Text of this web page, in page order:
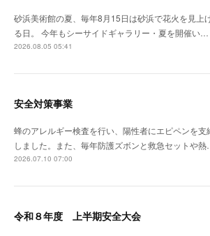
砂浜美術館の夏、毎年8月15日は砂浜で花火を見上
る日。 今年もシーサイドギャラリー・夏を開催い…
2026.08.05 05:41
安全対策事業
蜂のアレルギー検査を行い、陽性者にエピペンを支
しました。また、毎年防護ズボンと救急セットや
2026.07.10 07:00
令和８年度 上半期安全大会